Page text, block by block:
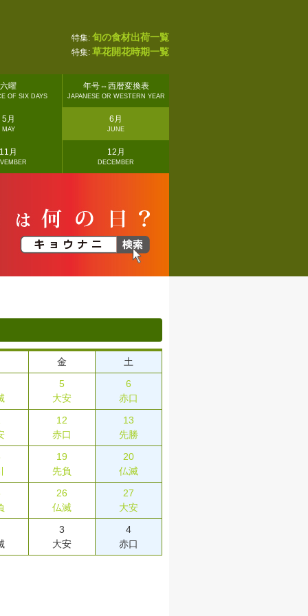
特集: 旬の食材出荷一覧
特集: 草花開花時期一覧
六曜
OF SIX DAYS
年号⇔西暦変換表
JAPANESE OR WESTERN YEAR
5月
MAY
6月
JUNE
11月 12月
DECEMBER
金 土
5
大安
6
赤口
12
赤口
13
先勝
19
先負
20
仏滅
26
仏滅
27
大安
3
大安
4
赤口